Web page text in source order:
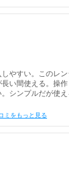
やすい。このレ
い間使える。操
シンプルだが使え
ミをもっと見る